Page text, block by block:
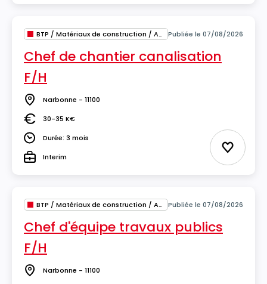
BTP / Matériaux de construction / Architecture Publiée le 07/08/2026
Chef de chantier canalisation
F/H
Lieu Narbonne - 11100
Salaire30-35 K€
DuréeDurée: 3 mois
TypeInterim Ajouter
BTP / Matériaux de construction / Architecture Publiée le 07/08/2026
Chef d'équipe travaux publics
F/H
Lieu Narbonne - 11100